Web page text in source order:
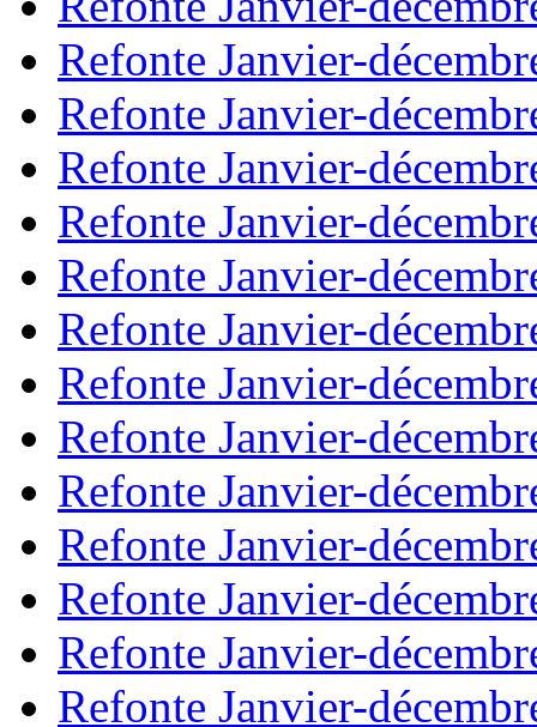
Refonte Janvier-
Refonte Janvier-
Refonte Janvier-
Refonte Janvier-
Refonte Janvier-
Refonte Janvier-
Refonte Janvier-
Refonte Janvier-
Refonte Janvier-
Refonte Janvier-
Refonte Janvier-
Refonte Janvier-
Refonte Janvier-